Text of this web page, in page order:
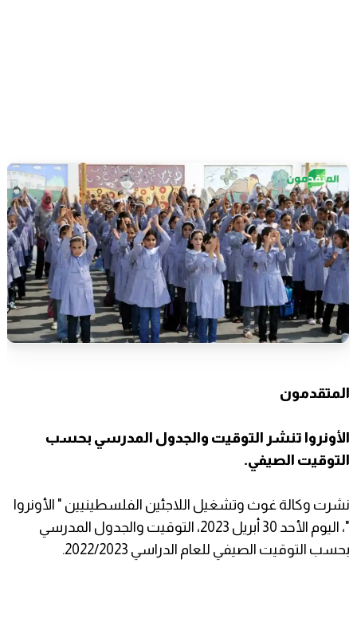
المتقدمون
الأونروا تنشر التوقيت والجدول المدرسي بحسب
التوقيت الصيفي.
نشرت وكالة غوث وتشغيل اللاجئين الفلسطينيين " الأونروا
"، اليوم الأحد 30 أبريل 2023، التوقيت والجدول المدرسي
بحسب التوقيت الصيفي للعام الدراسي 2022/2023.